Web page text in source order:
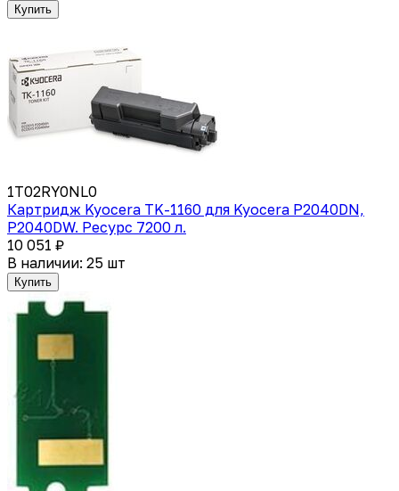
Купить
1T02RY0NL0
Картридж Kyocera TK-1160 для Kyocera P2040DN,
P2040DW. Ресурс 7200 л.
10 051 ₽
В наличии: 25 шт
Купить